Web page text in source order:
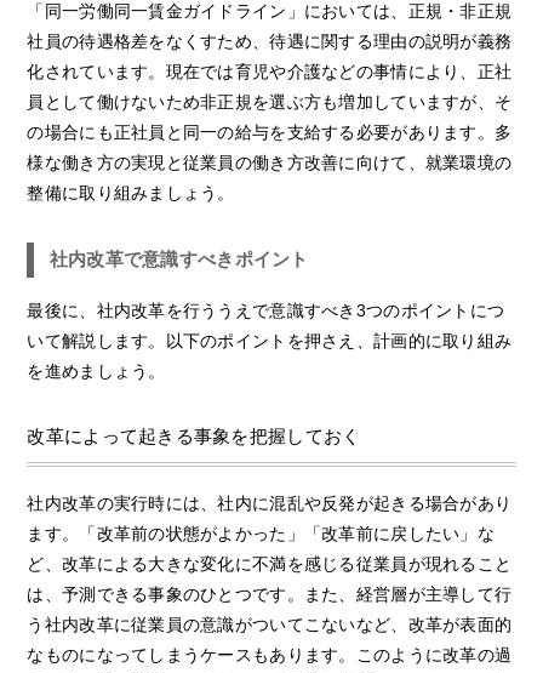
「同一労働同一賃金ガイドライン」においては、正規・非正規
社員の待遇格差をなくすため、待遇に関する理由の説明が義務
化されています。現在では育児や介護などの事情により、正社
員として働けないため非正規を選ぶ方も増加していますが、そ
の場合にも正社員と同一の給与を支給する必要があります。多
様な働き方の実現と従業員の働き方改善に向けて、就業環境の
整備に取り組みましょう。
社内改革で意識すべきポイント
最後に、社内改革を行ううえで意識すべき3つのポイントにつ
いて解説します。以下のポイントを押さえ、計画的に取り組み
を進めましょう。
改革によって起きる事象を把握しておく
社内改革の実行時には、社内に混乱や反発が起きる場合があり
ます。「改革前の状態がよかった」「改革前に戻したい」な
ど、改革による大きな変化に不満を感じる従業員が現れること
は、予測できる事象のひとつです。また、経営層が主導して行
う社内改革に従業員の意識がついてこないなど、改革が表面的
なものになってしまうケースもあります。このように改革の過